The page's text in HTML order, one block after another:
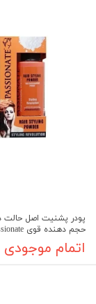
پودر پشنیت اصل حالت
حجم دهنده قوی Passionate
اتمام موجودی